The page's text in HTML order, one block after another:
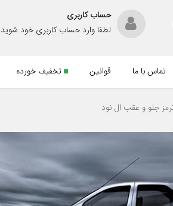
حساب کاربری
لطفا وارد حساب کاربری خود شوید
تماس با ما قوانین تخفیف خورده
جلو و عقب ال نود